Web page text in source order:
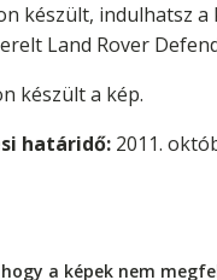
készült, indulhatsz
Land Rover
készült a kép.
határidő: 2011.
a képek nem